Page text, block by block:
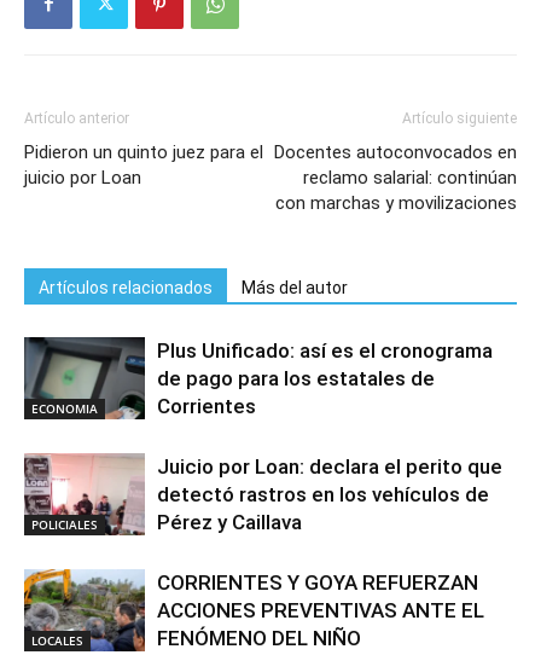
Artículo anterior
Pidieron un quinto juez para el
juicio por Loan
Artículo siguiente
Docentes autoconvocados en
reclamo salarial: continúan
con marchas y movilizaciones
Artículos relacionados Más del autor
ECONOMIA
Plus Unificado: así es el cronograma
de pago para los estatales de
Corrientes
POLICIALES
Juicio por Loan: declara el perito que
detectó rastros en los vehículos de
Pérez y Caillava
LOCALES
CORRIENTES Y GOYA REFUERZAN
ACCIONES PREVENTIVAS ANTE EL
FENÓMENO DEL NIÑO